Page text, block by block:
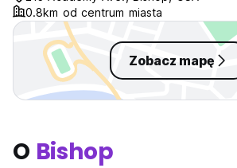
0.8km od centrum miasta
Zobacz mapę
O Bishop